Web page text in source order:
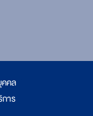
คคล
าร